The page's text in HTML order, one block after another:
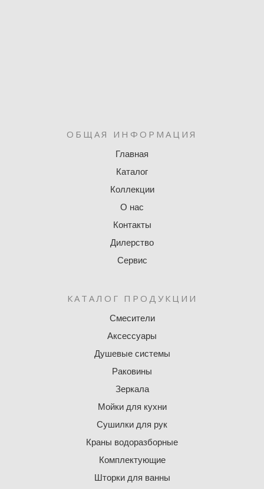
ОБЩАЯ ИНФОРМАЦИЯ
Главная
Каталог
Коллекции
О нас
Контакты
Дилерство
Сервис
КАТАЛОГ ПРОДУКЦИИ
Смесители
Аксессуары
Душевые системы
Раковины
Зеркала
Мойки для кухни
Сушилки для рук
Краны водоразборные
Комплектующие
Шторки для ванны